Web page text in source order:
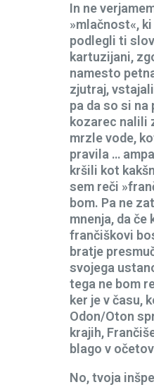
In ne
»mlačnost«,
podlegli ti
kartuzijani,
namesto
zjutraj,
pa da so si
kozarec nalili
mrzle vode,
pravila …
kršili kot
sem reči
bom. Pa ne
mnenja, da če
frančiškovi
bratje
svojega
tega ne bom
ker je v času,
Odon/Oton
krajih,
blago v
No, tvoja